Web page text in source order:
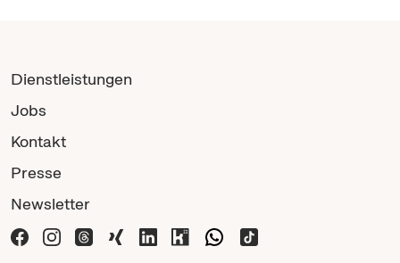
Dienstleistungen
Jobs
Kontakt
Presse
Newsletter